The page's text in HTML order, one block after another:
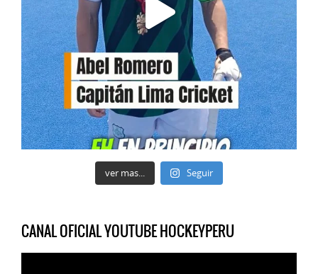
ver mas... Seguir
CANAL OFICIAL YOUTUBE HOCKEYPERU